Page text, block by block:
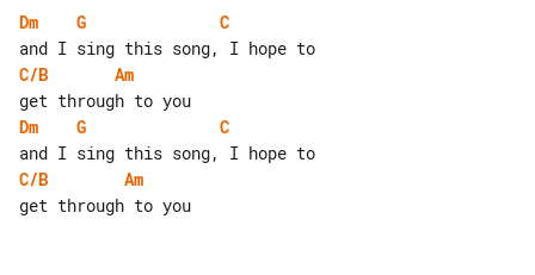
Dm G
C
C/B
Am
Dm
G
C
C/B
Am